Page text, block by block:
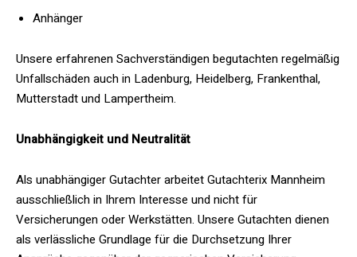
Anhänger
Unsere erfahrenen Sachverständigen begutachten regelmäßig
Unfallschäden auch in Ladenburg, Heidelberg, Frankenthal,
Mutterstadt und Lampertheim.
Unabhängigkeit und Neutralität
Als unabhängiger Gutachter arbeitet Gutachterix Mannheim
ausschließlich in Ihrem Interesse und nicht für
Versicherungen oder Werkstätten. Unsere Gutachten dienen
als verlässliche Grundlage für die Durchsetzung Ihrer